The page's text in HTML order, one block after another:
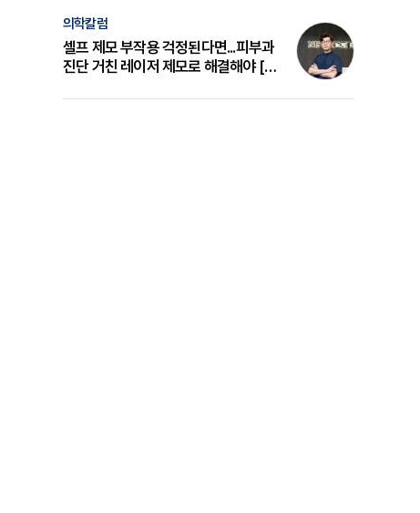
의학칼럼
셀프 제모 부작용 걱정된다면...피부과
진단 거친 레이저 제모로 해결해야 [변